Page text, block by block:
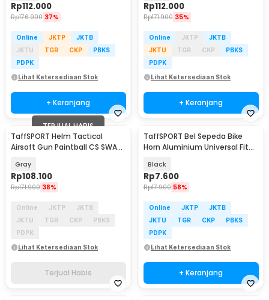
Rp112.000
Rp176.900 37%
Online JKTP
JKTB
JKTU
TGR CKP
PBKS
PDPK
Lihat Ketersediaan Stok
+ Keranjang
Rp112.000
Rp171.900 35%
Online JKTP
JKTB
JKTU
TGR CKP
PBKS
PDPK
Lihat Ketersediaan Stok
+ Keranjang
TERJUAL HABIS
TaffSPORT Helm Tactical
Airsoft Gun Paintball CS SWAT
Gray
Rp108.100
Rp171.900 38%
Online JKTP
JKTB
JKTU
TGR CKP
PBKS
PDPK
Lihat Ketersediaan Stok
Terjual Habis
TaffSPORT Bel Sepeda Bike
Horn Aluminium Universal Fit
Black
Rp7.600
Rp17.900 58%
Online JKTP
JKTB
JKTU
TGR CKP
PBKS
PDPK
Lihat Ketersediaan Stok
+ Keranjang